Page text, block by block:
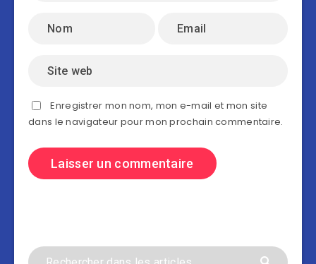
Enregistrer mon nom, mon e-mail et mon site
dans le navigateur pour mon prochain commentaire.